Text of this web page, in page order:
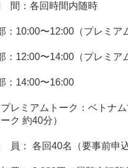
間：各回時間内随時
：10:00〜12:00（プレミア
：12:00〜14:00（プレミア
：14:00〜16:00
プレミアムトーク：ベトナ
ーク 約40分）
員： 各回40名（要事前申